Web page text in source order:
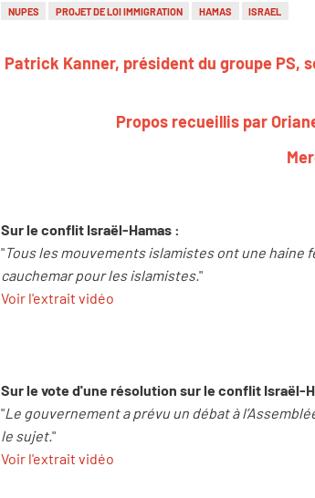
NUPES PROJET DE LOI IMMIGRATION HAMAS ISRAEL
Patrick Kanner, président du groupe PS,
Propos recueillis par
Sur le conflit Israël-Hamas :
"Tous les mouvements islamistes ont une
cauchemar pour les islamistes."
Voir l'extrait vidéo
Sur le vote d'une résolution sur le conflit Israël-
"Le gouvernement a prévu un débat à
le sujet."
Voir l'extrait vidéo